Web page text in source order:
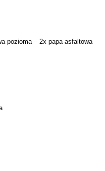
pozioma – 2x papa asfaltowa